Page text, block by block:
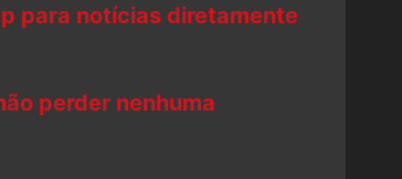
para notícias diretamente
perder nenhuma